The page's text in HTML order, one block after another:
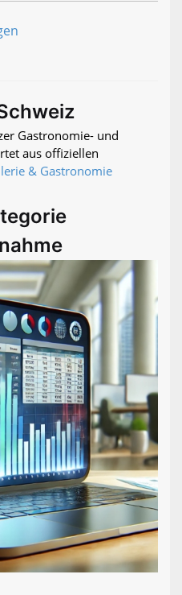
Gastronomie- und
aus offiziellen
& Gastronomie